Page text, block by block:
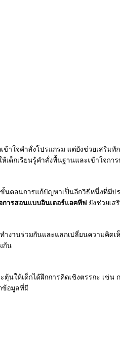
าใจคำสั่งโปรแกรม แต่ยังช่วยเสริม
ห้เด็กเรียนรู้คำสั่งพื้นฐานและเข้าใจก
นตอนการแก้ปัญหาเป็นอีกวิธีหนึ่งที่มีป
การสอนแบบอินเตอร์แอคทีฟ ยังช่วยเ
ำงานร่วมกันและแลกเปลี่ยนความคิด
กัน
ะตุ้นให้เด็กได้ฝึกการคิดเชิงตรรกะ เช่น
ข้อมูลที่มี